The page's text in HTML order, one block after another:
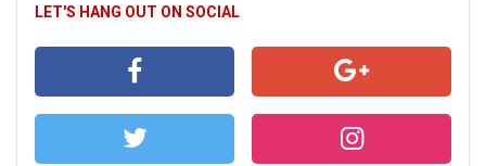
LET'S HANG OUT ON SOCIAL